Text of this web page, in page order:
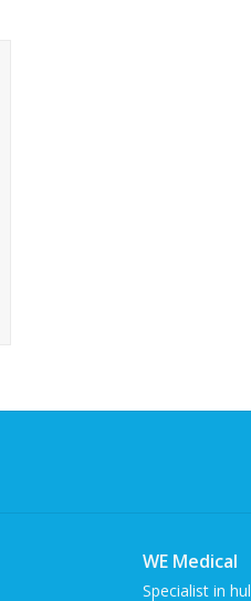
WE Medical
Specialist in